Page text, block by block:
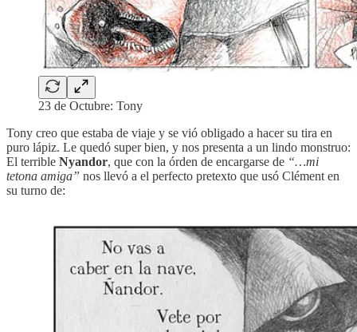
23 de Octubre: Tony
Tony creo que estaba de viaje y se vió obligado a hacer su tira en
puro lápiz. Le quedó super bien, y nos presenta a un lindo monstruo:
El terrible Nyandor, que con la órden de encargarse de “…mi
tetona amiga” nos llevó a el perfecto pretexto que usó Clément en
su turno de: